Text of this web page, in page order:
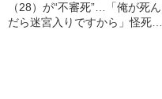
（28）が“不審死”…「俺が死ん
だら迷宮入りですから」怪死現